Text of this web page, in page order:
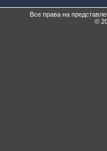
Все права на
©